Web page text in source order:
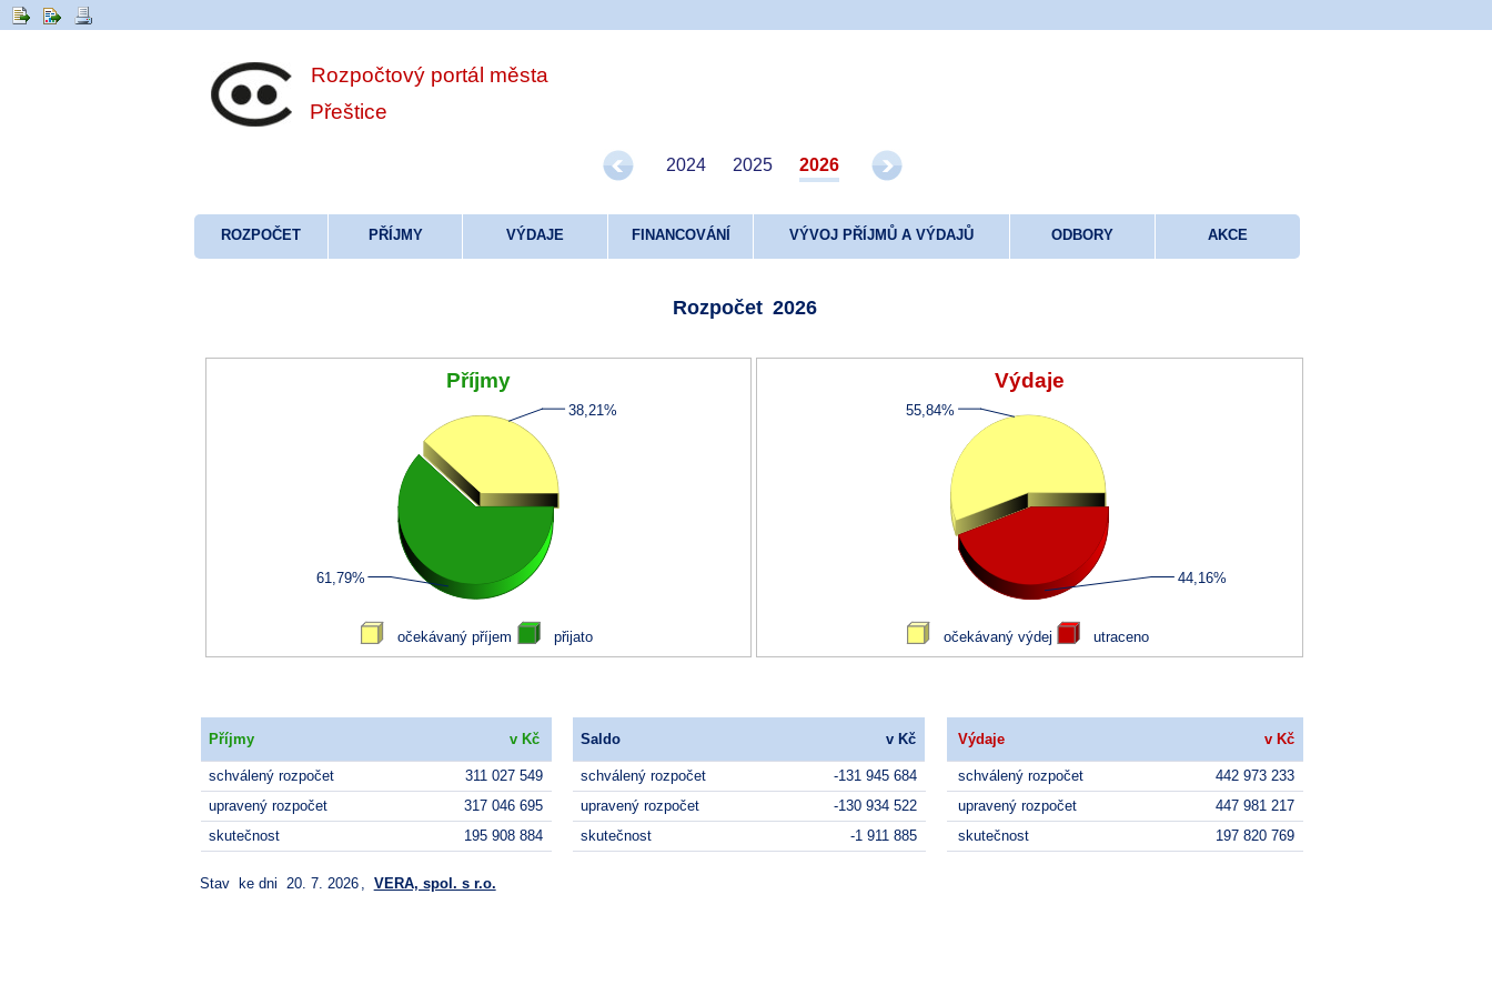
Rozpočtový portál města
Přeštice
2023 2024 2025 2026
ROZPOČET PŘÍJMY VÝDAJE FINANCOVÁNÍ VÝVOJ PŘÍJMŮ A VÝDAJŮ ODBORY AKCE
Rozpočet 2026
Příjmy v Kč Saldo v Kč Výdaje v Kč
schválený rozpočet 311 027 549 schválený rozpočet -131 945 684 schválený rozpočet
442 973 233
upravený rozpočet
317 046 695 upravený rozpočet -130 934 522 upravený rozpočet
447 981 217
skutečnost
195 908 884 skutečnost -1 911 885 skutečnost 197 820 769
Stav ke dni 20. 7. 2026 , VERA, spol. s r.o.